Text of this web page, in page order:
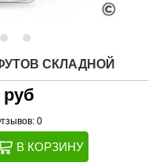
ФУТОВ СКЛАДНОЙ
руб
0